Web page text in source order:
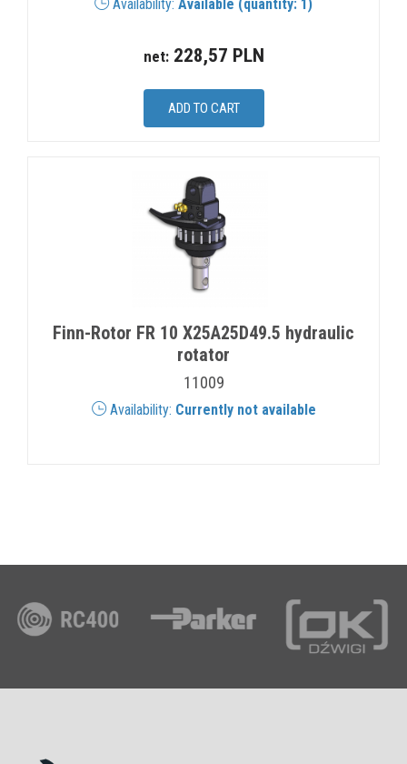
Availability: Available (quantity: 1)
net:228,57 PLN
Finn-Rotor FR 10 X25A25D49.5 hydraulic
rotator
11009
Availability: Currently not available